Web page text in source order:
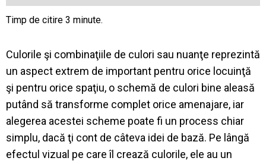
Culorile şi combinaţiile de culori sau nuanţe reprezintă
un aspect extrem de important pentru orice locuinţă
şi pentru orice spaţiu, o schemă de culori bine aleasă
putând să transforme complet orice amenajare, iar
alegerea acestei scheme poate fi un process chiar
simplu, dacă ţi cont de câteva idei de bază. Pe ângă
efectul vizual pe careîl crează culorile, ele au un